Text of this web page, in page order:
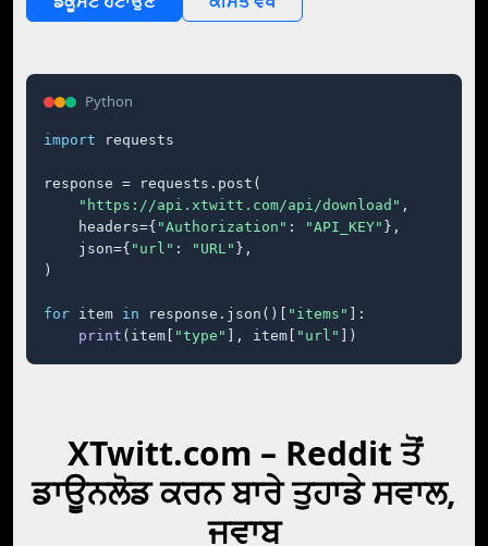
Python
import requests
response = requests.post(
"https://api.xtwitt.com/api/download" ,
    headers={
"Authorization" : "API_KEY" },
    json={
"url" : "URL" },
)
for item in response.json()[ "items"
]:
print (item[ "type" ], item[ "url" ])
XTwitt.com – Reddit ਤੋਂ
ਡਾਊਨਲੋਡ ਕਰਨ ਬਾਰੇ ਤੁਹਾਡੇ ਸਵਾਲ,
ਜਵਾਬ